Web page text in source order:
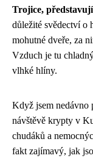
Trojice,
důležité svědectví o
mohutné dveře, za
Vzduch je tu
vlhké hlíny.
Když jsem nedávno
návštěvě krypty v
chudáků a
fakt zajímavý, jak